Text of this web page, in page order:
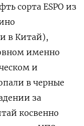
сорта ESPO из
в Китай),
именно
и
в черные
за
косвенно